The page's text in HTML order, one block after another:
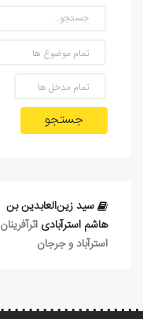
جستجو
سید زین‌العابدین بن
هاشم استرآبادی اثرآفرينان
استرآباد و جرجان